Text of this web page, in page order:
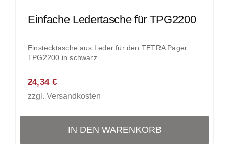
Einfache Ledertasche für TPG2200
Einstecktasche aus Leder für den TETRA Pager
TPG2200 in schwarz
24,34 €
zzgl. Versandkosten
IN DEN WARENKORB